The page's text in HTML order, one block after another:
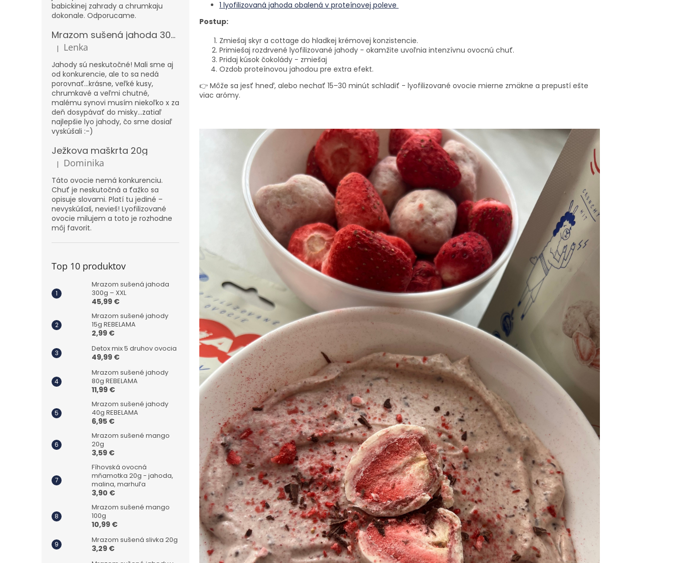
babickinej zahrady a chrumkaju
dokonale. Odporucame.
Mrazom sušená jahoda 300g – XXL
Hodnotenie produktu je 5 z 5 hviezdičiek.
| Lenka
Jahody sú neskutočné! Mali sme aj
od konkurencie, ale to sa nedá
porovnať...krásne, veľké kusy,
chrumkavé a veľmi chutné,
malému synovi musím niekoľko x za
deň dosypávať do misky...zatiaľ
najlepšie lyo jahody, čo sme dosiaľ
vyskúšali :-)
Ježkova maškrta 20g
Hodnotenie produktu je 5 z 5 hviezdičiek.
| Dominika
Táto ovocie nemá konkurenciu.
Chuť je neskutočná a ťažko sa
opisuje slovami. Platí tu jediné –
nevyskúšaš, nevieš! Lyofilizované
ovocie milujem a toto je rozhodne
môj favorit.
Top 10 produktov
Mrazom sušená jahoda
300g – XXL
45,99 €
Mrazom sušené jahody
15g REBELAMA
2,99 €
Detox mix 5 druhov ovocia
49,99 €
Mrazom sušené jahody
80g REBELAMA
11,99 €
Mrazom sušené jahody
40g REBELAMA
6,95 €
Mrazom sušené mango
20g
3,59 €
Fíhovská ovocná
mňamotka 20g - jahoda,
malina, marhuľa
3,90 €
Mrazom sušené mango
100g
10,99 €
Mrazom sušená slivka 20g
3,29 €
1 lyofilizovaná jahoda obalená v proteínovej poleve
Postup:
Zmiešaj skyr a cottage do hladkej krémovej konzistencie.
Primiešaj rozdrvené lyofilizované jahody - okamžite uvoľnia intenzívnu ovocnú chuť.
Pridaj kúsok čokolády - zmiešaj
Ozdob proteínovou jahodou pre extra efekt.
👉 Môže sa jesť hneď, alebo nechať 15–30 minút schladiť - lyofilizované ovocie mierne zmäkne a prepustí ešte
viac arómy.